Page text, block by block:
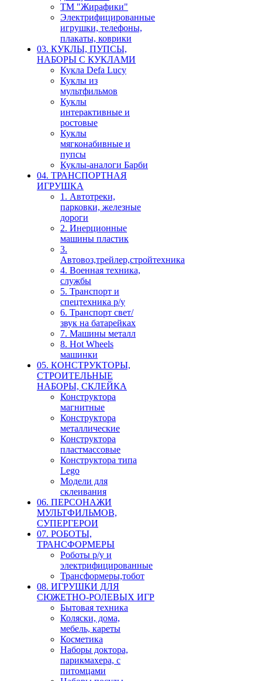
ТМ "Жирафики"
Электрифицированные
игрушки, телефоны,
плакаты, коврики
03. КУКЛЫ, ПУПСЫ,
НАБОРЫ С КУКЛАМИ
Кукла Defa Lucy
Куклы из
мультфильмов
Куклы
интерактивные и
ростовые
Куклы
мягконабивные и
пупсы
Куклы-аналоги Барби
04. ТРАНСПОРТНАЯ
ИГРУШКА
1. Автотреки,
парковки, железные
дороги
2. Инерционные
машины пластик
3.
Автовоз,трейлер,стройтехника
4. Военная техника,
службы
5. Транспорт и
спецтехника р/у
6. Транспорт свет/
звук на батарейках
7. Машины металл
8. Hot Wheels
машинки
05. КОНСТРУКТОРЫ,
СТРОИТЕЛЬНЫЕ
НАБОРЫ, СКЛЕЙКА
Конструктора
магнитные
Конструктора
металлические
Конструктора
пластмассовые
Конструктора типа
Lego
Модели для
склеивания
06. ПЕРСОНАЖИ
МУЛЬТФИЛЬМОВ,
СУПЕРГЕРОИ
07. РОБОТЫ,
ТРАНСФОРМЕРЫ
Роботы р/у и
электрифицированные
Трансформеры,тобот
08. ИГРУШКИ ДЛЯ
СЮЖЕТНО-РОЛЕВЫХ ИГР
Бытовая техника
Коляски, дома,
мебель, кареты
Косметика
Наборы доктора,
парикмахера, с
питомцами